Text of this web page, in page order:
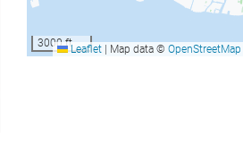
3000 ftLeaflet Map data © OpenStreetMap